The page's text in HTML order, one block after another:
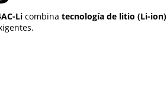
Li combina tecnología de litio (Li-ion)